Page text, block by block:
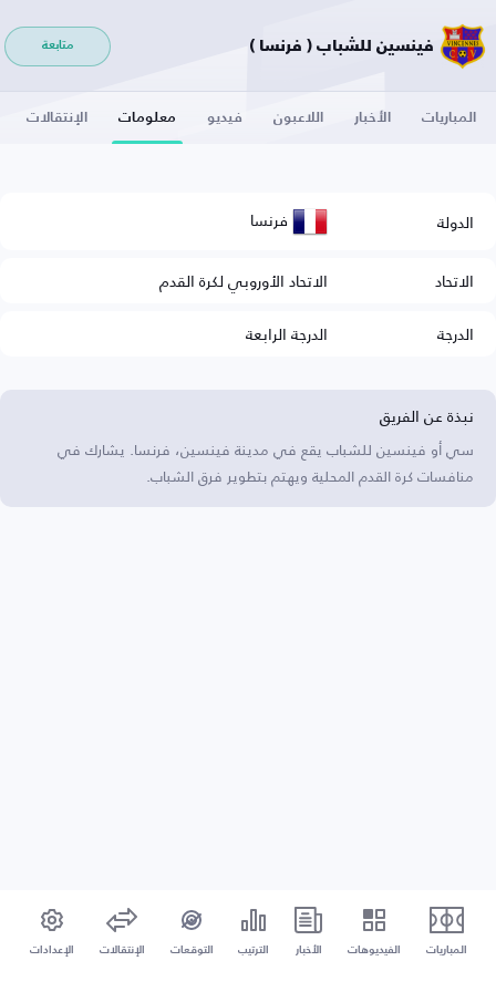
فينسين للشباب ( فرنسا ) متابعة
المباريات الأخبار اللاعبون فيديو معلومات الإنتقالات
الدولة فرنسا
الاتحاد
الاتحاد الأوروبي لكرة القدم
الدرجة
الدرجة الرابعة
نبذة عن الفريق
سي أو فينسين للشباب يقع في مدينة فينسين، فرنسا. يشارك في
منافسات كرة القدم المحلية ويهتم بتطوير فرق الشباب.
المباريات الفيديوهات الأخبار الترتيب التوقعات الإنتقالات الإعدادات